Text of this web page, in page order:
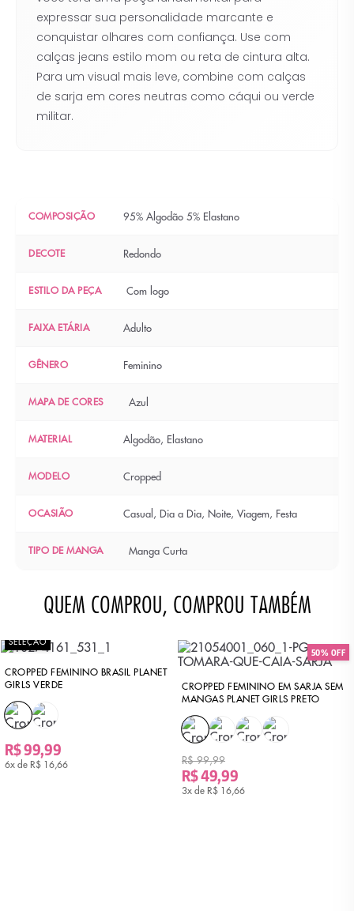
expressar sua personalidade marcante e
conquistar olhares com confiança. Use com
calças jeans estilo mom ou reta de cintura alta.
Para um visual mais leve, combine com calças
de sarja em cores neutras como cáqui ou verde
militar.
COMPOSIÇÃO 95% Algodão 5% Elastano
DECOTE Redondo
ESTILO DA PEÇA Com logo
FAIXA ETÁRIA Adulto
GÊNERO Feminino
MAPA DE CORES Azul
MATERIAL Algodão, Elastano
MODELO Cropped
OCASIÃO Casual, Dia a Dia, Noite, Viagem, Festa
TIPO DE MANGA Manga Curta
QUEM COMPROU, COMPROU TAMBÉM
SELEÇÃO
CROPPED FEMININO BRASIL PLANET
GIRLS VERDE
R$ 99,99
6x de R$ 16,66
50% OFF
CROPPED FEMININO EM SARJA SEM
MANGAS PLANET GIRLS PRETO
R$ 99,99
R$ 49,99
3x de R$ 16,66